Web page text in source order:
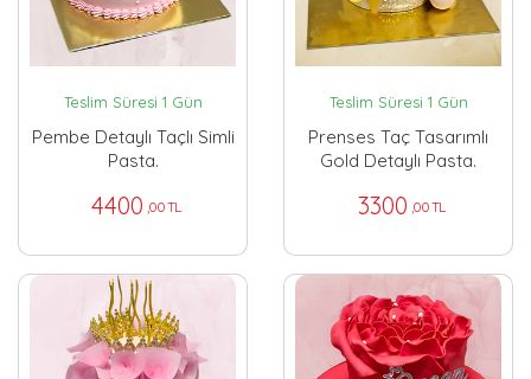
Teslim Süresi 1 Gün
Pembe Detaylı Taçlı Simli
Pasta.
4400 ,00 TL
Teslim Süresi 1 Gün
Prenses Taç Tasarımlı
Gold Detaylı Pasta.
3300 ,00 TL